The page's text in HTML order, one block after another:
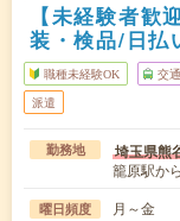
【未経験者歓
装・検品/日払
職種未経験OK 交
派遣
勤務地 埼玉県熊
籠原駅か
曜日頻度 月～金